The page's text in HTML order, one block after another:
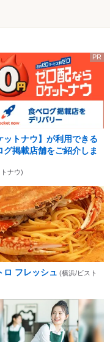
PR
ットナウ】が利用できる
グ掲載店舗をご紹介しま
ナウ)
ロ フレッシュ (横浜/ビスト